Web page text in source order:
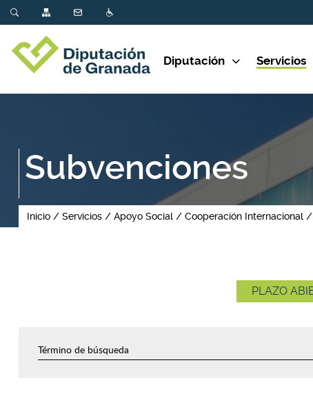
Diputación Servicios
Subvenciones
Inicio Servicios Apoyo Social Cooperación Internacional
PLAZO